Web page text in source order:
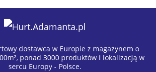
dostawca w Europie z magazynem o
ponad 3000 produktów i lokalizacją w
sercu Europy - Polsce.